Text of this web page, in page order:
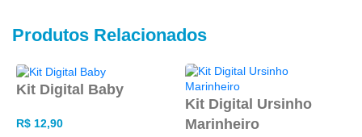
Produtos Relacionados
Kit Digital Baby
R$ 12,90
Kit Digital Ursinho
Marinheiro